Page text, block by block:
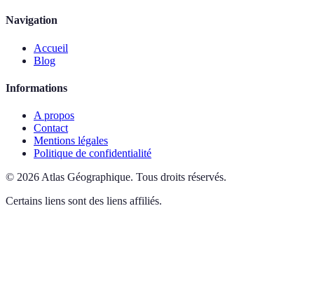
Navigation
Accueil
Blog
Informations
A propos
Contact
Mentions légales
Politique de confidentialité
© 2026 Atlas Géographique. Tous droits réservés.
Certains liens sont des liens affiliés.